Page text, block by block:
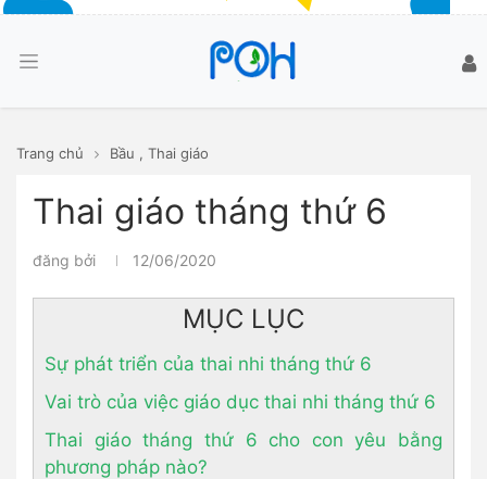
Trang chủ Bầu , Thai giáo
Thai giáo tháng thứ 6
đăng bởi 12/06/2020
MỤC LỤC
Sự phát triển của thai nhi tháng thứ 6
Vai trò của việc giáo dục thai nhi tháng thứ 6
Thai giáo tháng thứ 6 cho con yêu bằng
phương pháp nào?